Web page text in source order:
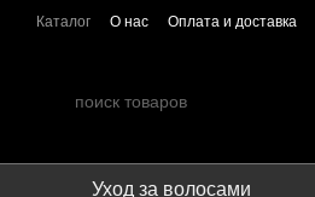
Перейти к основному контенту
Каталог О нас Оплата и доставка
Уход за волосами